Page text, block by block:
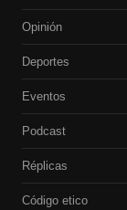
Opinión
Deportes
Eventos
Podcast
Réplicas
Código etico